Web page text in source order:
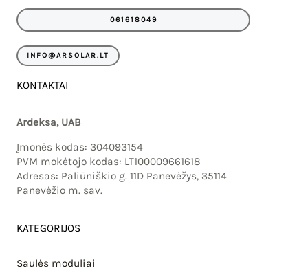
o
r
m
061618049
INFO@ARSOLAR.LT
KONTAKTAI
Ardeksa, UAB
Įmonės kodas: 304093154
PVM mokėtojo kodas: LT100009661618
Adresas: Paliūniškio g. 11D Panevėžys, 35114
Panevėžio m. sav.
KATEGORIJOS
Saulės moduliai